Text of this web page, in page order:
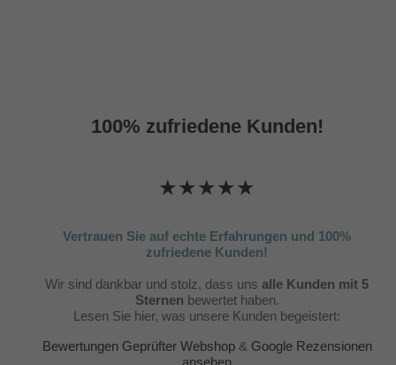
100% zufriedene Kunden!
★★★★★
Vertrauen Sie auf echte Erfahrungen und 100%
zufriedene Kunden!
Wir sind dankbar und stolz, dass uns alle Kunden mit 5
Sternen bewertet haben.
Lesen Sie hier, was unsere Kunden begeistert:
Bewertungen Geprüfter Webshop& Google Rezensionen
ansehen